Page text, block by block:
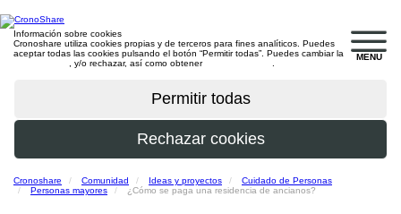
MENU
Información sobre cookies
Cronoshare utiliza cookies propias y de terceros para fines analíticos. Puedes
aceptar todas las cookies pulsando el botón “Permitir todas”. Puedes cambiar la
, y/o rechazar, así como obtener
Cronoshare Comunidad Ideas y proyectos
Cuidado de Personas
Personas mayores
¿Cómo se paga una residencia de ancianos?